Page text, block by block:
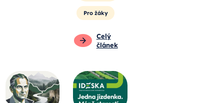
Pro žáky
Celý
článek